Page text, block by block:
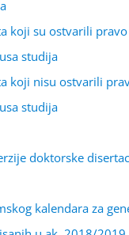
koji su ostvarili
studija
koji nisu ostvarili
studija
doktorske
kalendara za